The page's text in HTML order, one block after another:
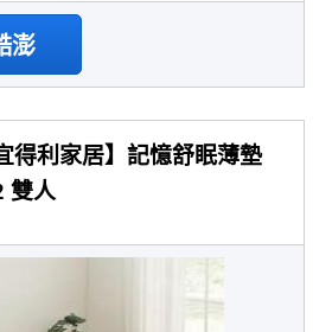
澎
得利家居】記憶舒眠薄墊
雙人